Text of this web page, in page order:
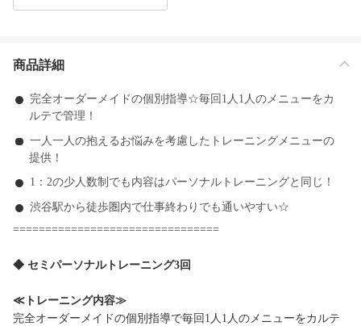
商品詳細
完全オーダーメイドの個別指導☆毎回1人1人のメニューをカ
ルテで管理！
一人一人の抱えるお悩みを考慮したトレーニングメニューの
提供！
1：2の少人数制でも内容はパーソナルトレーニングと同じ！
渋谷駅から徒歩圏内で仕事終わりでも通いやすい☆
================================
◆ セミパーソナルトレーニング3回
≪トレーニング内容≫
完全オーダーメイドの個別指導で毎回1人1人のメニューをカルテ